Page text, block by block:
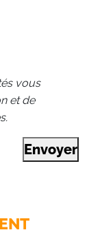
vous
et de
Envoyer